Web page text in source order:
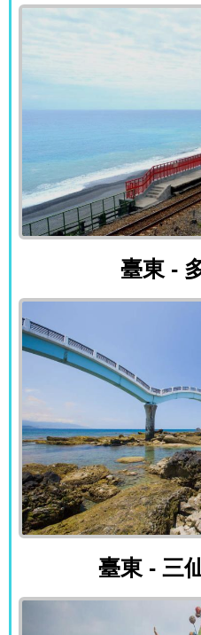
臺東 -
臺東 - 三